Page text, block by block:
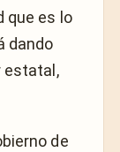
que es lo
dando
estatal,
de